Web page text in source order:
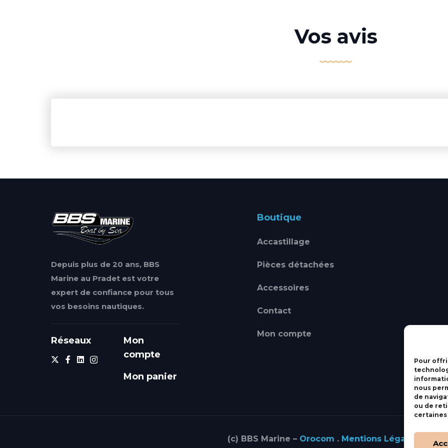
Pour
nous
de
ou de
Vos avis
Depuis plus de 20 ans, BBS
Marine au Pradet est votre
expert de confiance pour tous
vos besoins nautiques.
Réseaux
Mon
compte
Mon panier
Boutique
Accastillage
Pièces détachées
Accessoires
Contact
Mon compte
(c) BBS Marine – Orocom . Mentions Légales C.G.V